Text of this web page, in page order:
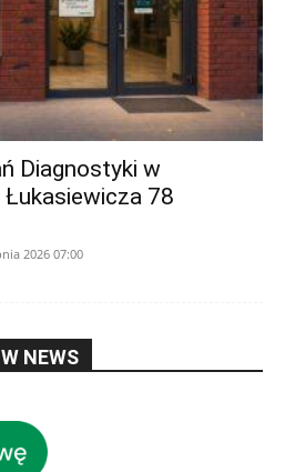
Diagnostyki w
78
2026 07:00
NEWS